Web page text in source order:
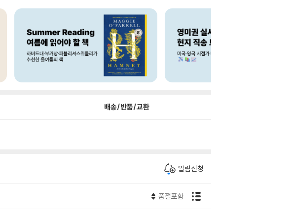
배송/반품/교환
알림신청
품절포함